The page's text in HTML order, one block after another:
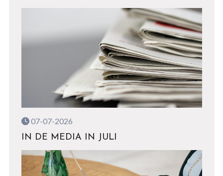
07-07-2026
IN DE MEDIA IN JULI